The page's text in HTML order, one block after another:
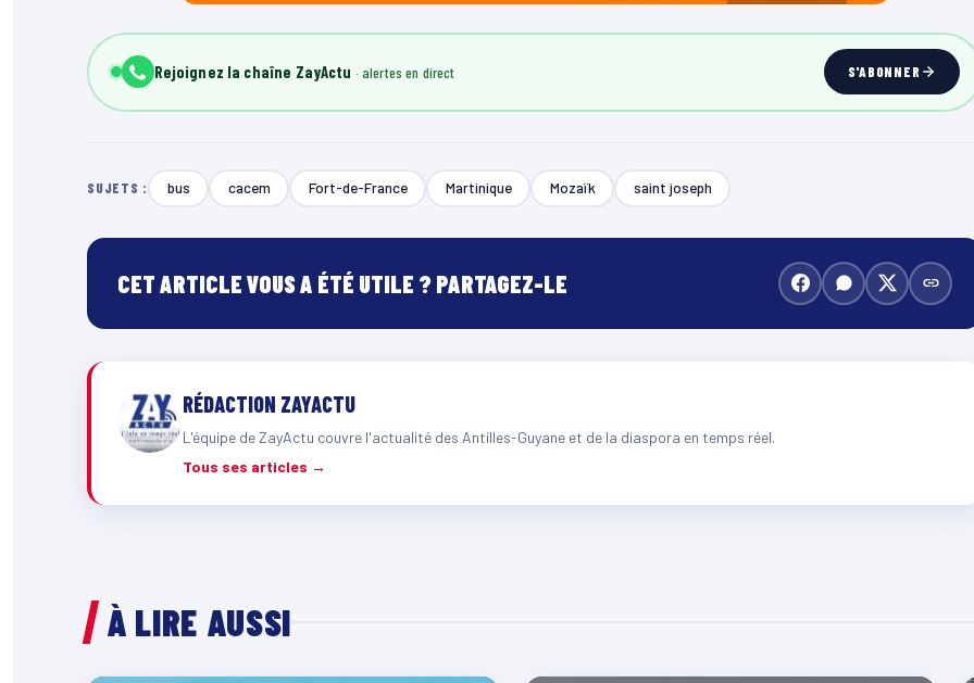
Rejoignez la chaîne ZayActu S'ABONNER
SUJETS : bus cacem Fort-de-France Martinique Mozaïk saint joseph
CET ARTICLE VOUS A ÉTÉ UTILE ? PARTAGEZ-LE
RÉDACTION ZAYACTU
L'équipe de ZayActu couvre l'actualité des Antilles-Guyane et de la diaspora en temps réel.
Tous ses articles →
À LIRE AUSSI